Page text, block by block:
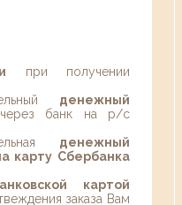
при получении
денежный
банк на р/с
денежный
карту Сбербанка
картой
заказа Вам